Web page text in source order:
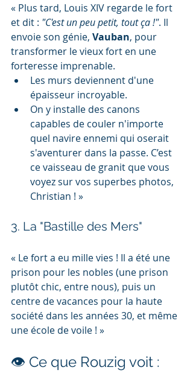
« Plus tard, Louis XIV regarde le fort
et dit : "C'est un peu petit, tout ça !". Il
envoie son génie, Vauban, pour
transformer le vieux fort en une
forteresse imprenable.
Les murs deviennent d'une
épaisseur incroyable.
On y installe des canons
capables de couler n'importe
quel navire ennemi qui oserait
s'aventurer dans la passe. C’est
ce vaisseau de granit que vous
voyez sur vos superbes photos,
Christian ! »
3. La "Bastille des Mers"
« Le fort a eu mille vies ! Il a été une
prison pour les nobles (une prison
plutôt chic, entre nous), puis un
centre de vacances pour la haute
société dans les années 30, et même
une école de voile ! »
👁️ Ce que Rouzig voit :